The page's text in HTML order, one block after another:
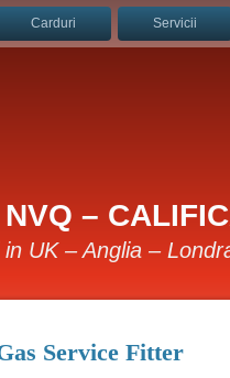
Carduri Servicii
–
UK – Anglia –
Service Fitter